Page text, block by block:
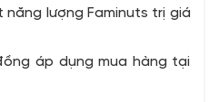
lượng Faminuts trị giá
áp dụng mua hàng tại